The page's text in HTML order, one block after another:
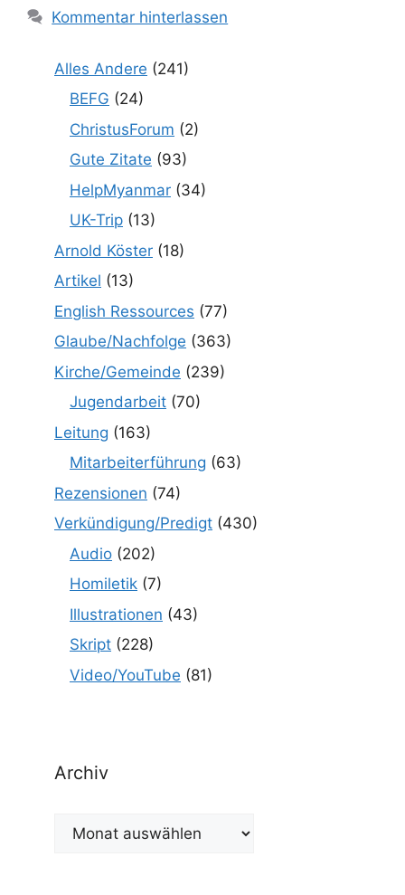
Kommentar hinterlassen
Alles Andere (241)
BEFG (24)
ChristusForum (2)
Gute Zitate (93)
HelpMyanmar (34)
UK-Trip (13)
Arnold Köster (18)
Artikel (13)
English Ressources (77)
Glaube/Nachfolge (363)
Kirche/Gemeinde (239)
Jugendarbeit (70)
Leitung (163)
Mitarbeiterführung (63)
Rezensionen (74)
Verkündigung/Predigt (430)
Audio (202)
Homiletik (7)
Illustrationen (43)
Skript (228)
Video/YouTube (81)
Archiv
Archiv